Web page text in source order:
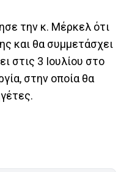
την κ. Μέρκελ ότι
και θα συμμετάσχει
στις 3 Ιουλίου στο
στην οποία θα